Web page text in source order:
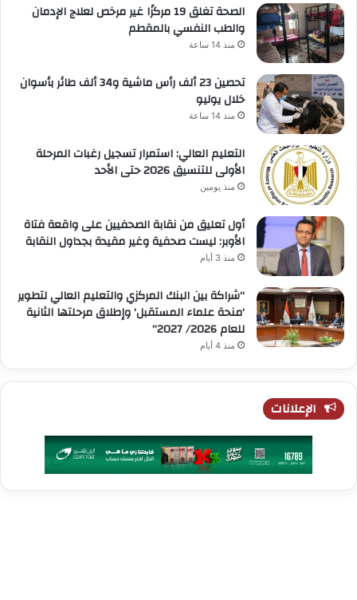
الصحة تغلق 19 مركزًا غير مرخص لعلاج الإدمان
والطب النفسي بالمقطم
منذ 14 ساعة
تحصين 23 ألف رأس ماشية و34 ألف طائر بأسوان
خلال يوليو
منذ 14 ساعة
التعليم العالي: استمرار تسجيل رغبات المرحلة
الأولى للتنسيق 2026 حتى الأحد
منذ يومين
أول تعليق من نقابة الصحفيين على واقعة فتاة
الأوبر: ليست صحفية وغير مقيدة بجداول النقابة
منذ 3 أيام
“شراكة بين البنك المركزي والتعليم العالي لتطوير
‘منحة علماء المستقبل’ وإطلاق مرحلتها الثانية
للعام 2026/ 2027”
منذ 4 أيام
الإعلانات